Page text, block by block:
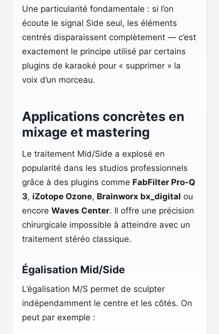
Une particularité fondamentale : si l’on
écoute le signal Side seul, les éléments
centrés disparaissent complètement — c’est
exactement le principe utilisé par certains
plugins de karaoké pour « supprimer » la
voix d’un morceau.
Applications concrètes en
mixage et mastering
Le traitement Mid/Side a explosé en
popularité dans les studios professionnels
grâce à des plugins comme FabFilter Pro-Q
3, iZotope Ozone, Brainworx bx_digital ou
encore Waves Center. Il offre une précision
chirurgicale impossible à atteindre avec un
traitement stéréo classique.
Égalisation Mid/Side
L’égalisation M/S permet de sculpter
indépendamment le centre et les côtés. On
peut par exemple :